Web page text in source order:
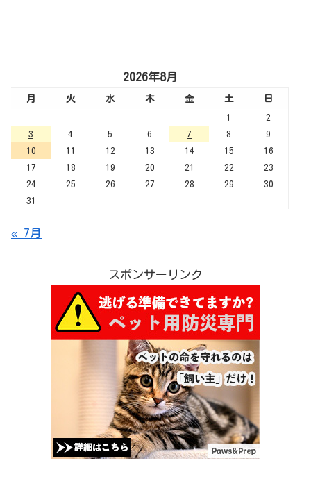
2026年8月
月 火 水 木 金 土
日
1
2
3
4 5 6 7 8
9
10
11 12 13 14 15
16
17
18 19 20 21 22
23
24
25 26 27 28 29
30
31
« 7月
スポンサーリンク